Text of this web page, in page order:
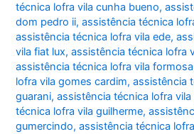
técnica lofra vila cunha bueno,
dom pedro ii,assistência técnica
assistência técnica lofra vila ede,
vila fiat lux,assistência técnica lofra
assistência técnica lofra vila formosa
lofra vila gomes cardim,assistência
guarani,assistência técnica lofra vila
técnica lofra vila guilherme,
gumercindo,assistência técnica